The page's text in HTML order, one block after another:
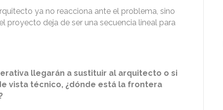
ya no reacciona ante el problema, sino
proyecto deja de ser una secuencia lineal para
llegarán a sustituir al arquitecto o si
vista técnico, ¿dónde está la frontera